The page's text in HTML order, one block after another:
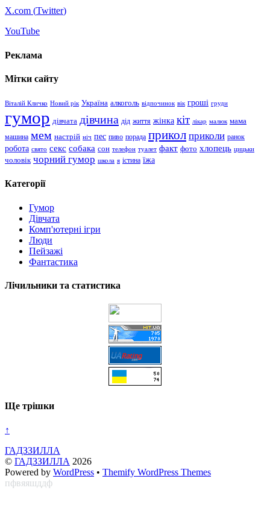
X.com (Twitter)
YouTube
Реклама
Мітки сайту
Віталій Кличко Новий рік Україна алкоголь відпочинок вік гроші груди
гумор дівчата дівчина дід життя жінка кіт лікар малюк мама
машина мем настрій ніч пес пиво порада прикол приколи ранок
робота свято секс собака сон телефон туалет факт фото хлопець цицьки
чоловік чорний гумор школа я істина їжа
Категорії
Гумор
Дівчата
Комп'ютерні ігри
Люди
Пейзажі
Фантастика
Лічильники та статистика
Ще трішки
↑
ГАДЗЗИЛЛА
© ГАДЗЗИЛЛА 2026
Powered by WordPress • Themify WordPress Themes
пфвяяшддф